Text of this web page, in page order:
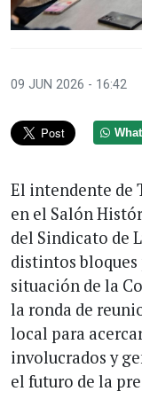
09 JUN 2026 - 16:42
El intendente de
en el Salón
del Sindicato de
distintos
situación de la
la ronda de
local para
involucrados y
el futuro de la